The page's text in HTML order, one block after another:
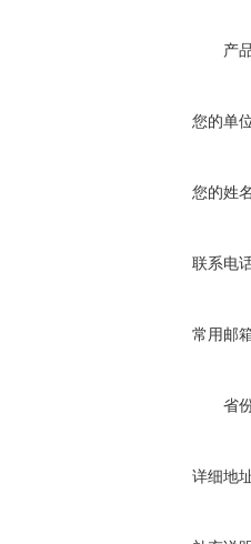
产
您的单
您的姓
联系电
常用邮
省
详细地